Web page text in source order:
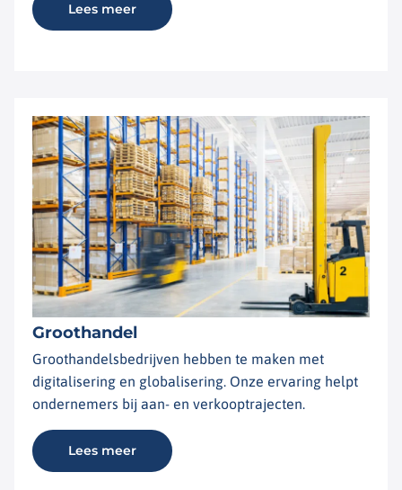
Lees meer
Groothandel
Groothandelsbedrijven hebben te maken met
digitalisering en globalisering. Onze ervaring helpt
ondernemers bij aan- en verkooptrajecten.
Lees meer